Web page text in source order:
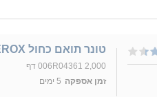
טונר תואם כחול 006R04361 XEROX
006R04361 2,000 דף
זמן אספקה 5 ימים